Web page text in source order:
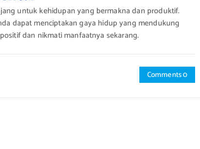
untuk kehidupan yang bermakna dan produktif.
dapat menciptakan gaya hidup yang mendukung
dan nikmati manfaatnya sekarang.
Comments 0